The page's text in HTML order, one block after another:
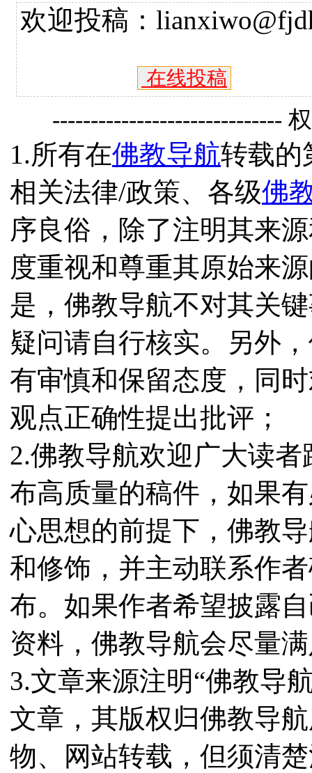
欢迎投稿：
在线投稿
------------------------------
1.所有在佛教导航转载的
相关法律/政策、各级佛
序良俗，除了注明其来
度重视和尊重其原始来
是，佛教导航不对其关
疑问请自行核实。另外
有审慎和保留态度，同
观点正确性提出批评；
2.佛教导航欢迎广大读
布高质量的稿件，如果
心思想的前提下，佛教
和修饰，并主动联系作
布。如果作者希望披露
资料，佛教导航会尽量
3.文章来源注明“佛教导
文章，其版权归佛教导
物、网站转载，但须清